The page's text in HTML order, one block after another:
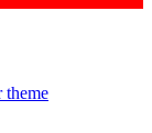
theme